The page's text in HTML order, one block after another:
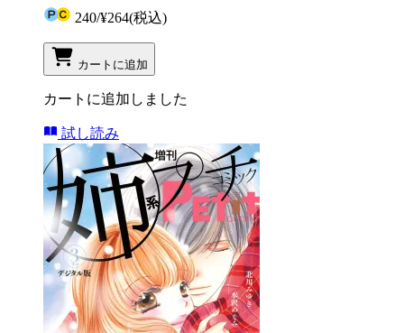
240/¥264(税込)
カートに追加
カートに追加しました
試し読み